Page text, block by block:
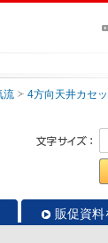
流 4方向天井カセ
販促資料